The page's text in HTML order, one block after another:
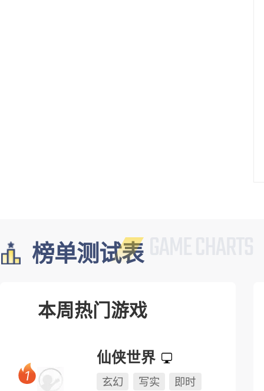
榜单测试表
本周热门游戏
仙侠世界
玄幻 写实
即时